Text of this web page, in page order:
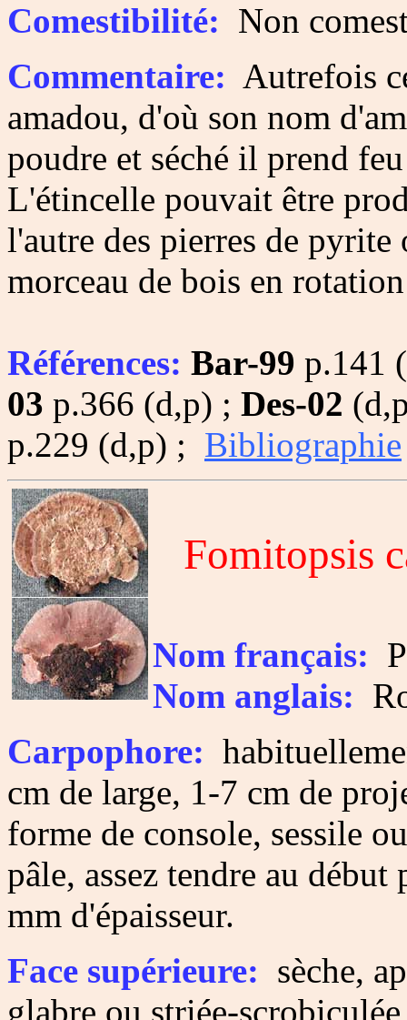
Comestibilité: Non
Commentaire: Autrefois
amadou, d'où son nom
poudre et séché il prend
L'étincelle pouvait être
l'autre des pierres de
morceau de bois en
Références: Bar-99 p.141
03 p.366 (d,p) ; Des-02
p.229 (d,p) ; Bibliographie
Fomitopsis
Nom français:
Nom anglais:
Carpophore:
cm de large, 1-7 cm de
forme de console, sessile
pâle, assez tendre au
mm d'épaisseur.
Face supérieure: sèche,
glabre ou striée-